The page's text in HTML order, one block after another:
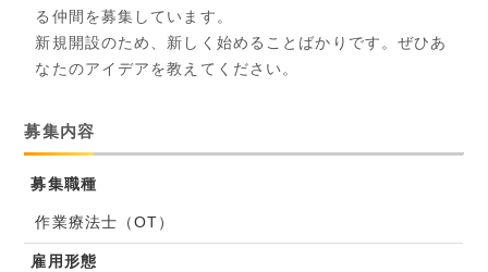
る仲間を募集しています。
新規開設のため、新しく始めることばかりです。ぜひあ
なたのアイデアを教えてください。
募集内容
募集職種
作業療法士（OT）
雇用形態